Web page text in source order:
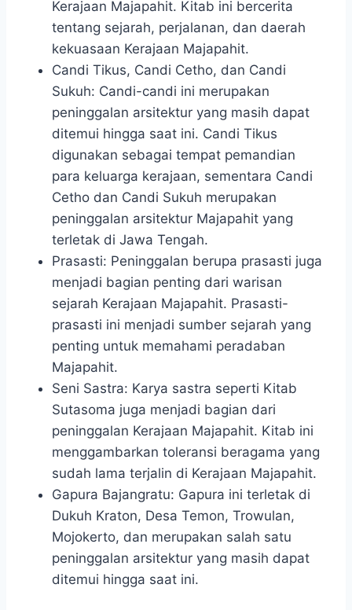
Kerajaan Majapahit. Kitab ini bercerita
tentang sejarah, perjalanan, dan daerah
kekuasaan Kerajaan Majapahit.
Candi Tikus, Candi Cetho, dan Candi
Sukuh: Candi-candi ini merupakan
peninggalan arsitektur yang masih dapat
ditemui hingga saat ini. Candi Tikus
digunakan sebagai tempat pemandian
para keluarga kerajaan, sementara Candi
Cetho dan Candi Sukuh merupakan
peninggalan arsitektur Majapahit yang
terletak di Jawa Tengah.
Prasasti: Peninggalan berupa prasasti juga
menjadi bagian penting dari warisan
sejarah Kerajaan Majapahit. Prasasti-
prasasti ini menjadi sumber sejarah yang
penting untuk memahami peradaban
Majapahit.
Seni Sastra: Karya sastra seperti Kitab
Sutasoma juga menjadi bagian dari
peninggalan Kerajaan Majapahit. Kitab ini
menggambarkan toleransi beragama yang
sudah lama terjalin di Kerajaan Majapahit.
Gapura Bajangratu: Gapura ini terletak di
Dukuh Kraton, Desa Temon, Trowulan,
Mojokerto, dan merupakan salah satu
peninggalan arsitektur yang masih dapat
ditemui hingga saat ini.